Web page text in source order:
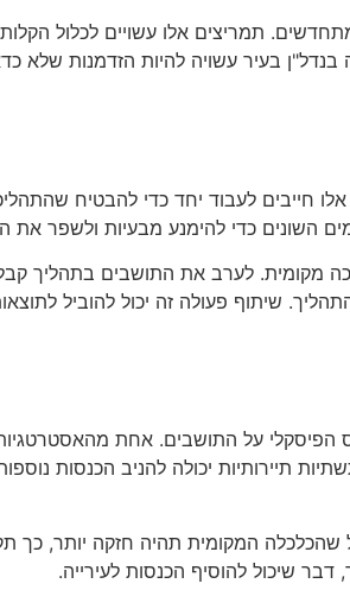
תמריצים אלו עשויים לכלול
בעיר עשויה להיות הזדמנות שלא
חייבים לעבוד יחד כדי להבטיח
השונים כדי להימנע מבעיות ולשפר את
מקומית. לערב את התושבים בתהליך
שיתוף פעולה זה יכול להוביל
הפיסקלי על התושבים. אחת
תיירותיות יכולה להניב הכנסות
שהכלכלה המקומית תהיה חזקה יותר, כך
שיכול להוסיף הכנסות לעירייה.